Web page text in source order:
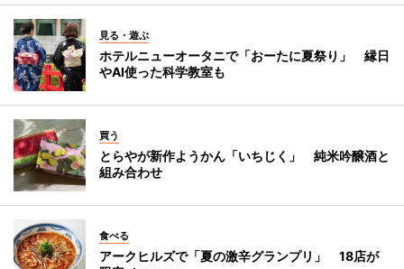
見る・遊ぶ
ホテルニューオータニで「おーたに夏祭り」 縁日
やAI使った科学教室も
買う
とらやが新作ようかん「いちじく」 純米吟醸酒と
組み合わせ
食べる
アークヒルズで「夏の激辛グランプリ」 18店が